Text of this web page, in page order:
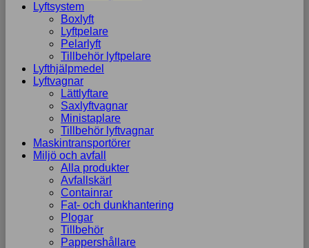
Lyftsystem
Boxlyft
Lyftpelare
Pelarlyft
Tillbehör lyftpelare
Lyfthjälpmedel
Lyftvagnar
Lättlyftare
Saxlyftvagnar
Ministaplare
Tillbehör lyftvagnar
Maskintransportörer
Miljö och avfall
Alla produkter
Avfallskärl
Containrar
Fat- och dunkhantering
Plogar
Tillbehör
Pappershållare